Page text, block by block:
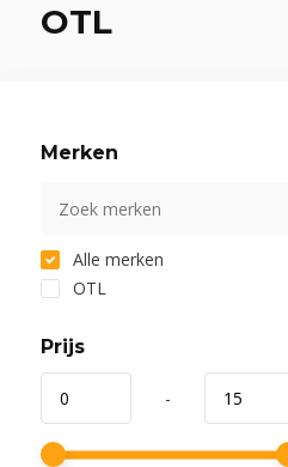
OTL
Merken
Alle merken
OTL
Prijs
-